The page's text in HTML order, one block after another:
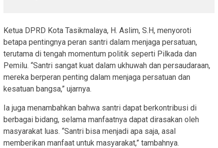
Ketua DPRD Kota Tasikmalaya, H. Aslim, S.H, menyoroti
betapa pentingnya peran santri dalam menjaga persatuan,
terutama di tengah momentum politik seperti Pilkada dan
Pemilu. “Santri sangat kuat dalam ukhuwah dan persaudaraan,
mereka berperan penting dalam menjaga persatuan dan
kesatuan bangsa,” ujarnya.
Ia juga menambahkan bahwa santri dapat berkontribusi di
berbagai bidang, selama manfaatnya dapat dirasakan oleh
masyarakat luas. “Santri bisa menjadi apa saja, asal
memberikan manfaat untuk masyarakat,” tambahnya.